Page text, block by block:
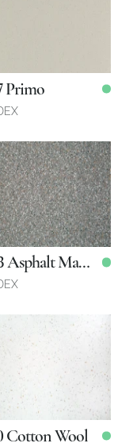
Primo
A-403 Asphalt Material
Қоймада
Cotton Wool